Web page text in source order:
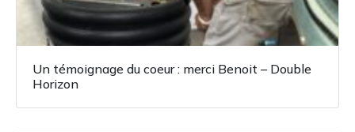
Un témoignage du coeur : merci Benoit – Double
Horizon